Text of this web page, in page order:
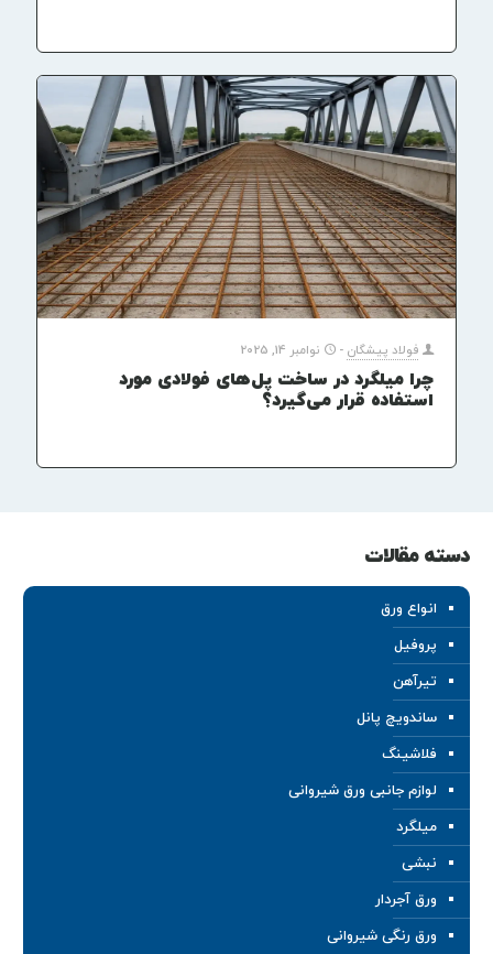
فولاد پیشگان - نوامبر 14, 2025
چرا میلگرد در ساخت پل‌های فولادی مورد
استفاده قرار می‌گیرد؟
دسته مقالات
انواع ورق
پروفیل
تیرآهن
ساندویچ پانل
فلاشینگ
لوازم جانبی ورق شیروانی
میلگرد
نبشی
ورق آجردار
ورق رنگی شیروانی